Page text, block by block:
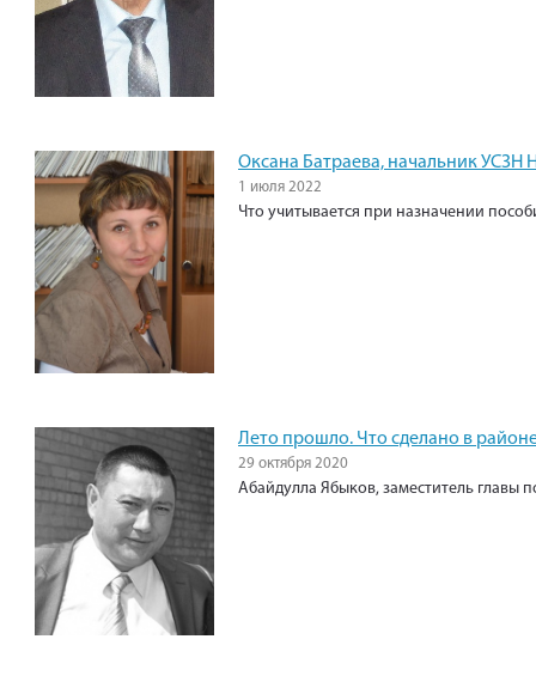
Оксана Батраева, начальник УСЗН
1 июля 2022
Что учитывается при назначении
Лето прошло. Что сделано в
29 октября 2020
Абайдулла Ябыков, заместитель главы